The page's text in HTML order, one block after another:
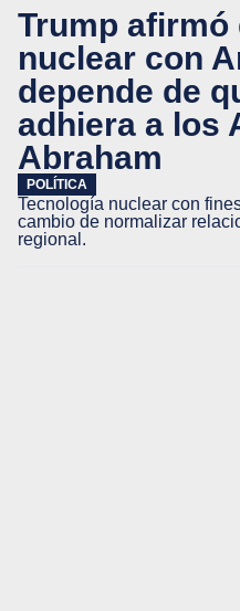
Trump afirmó
nuclear con
depende de
adhiera a los
Abraham
POLÍTICA
Tecnología nuclear con
cambio de normalizar
regional.